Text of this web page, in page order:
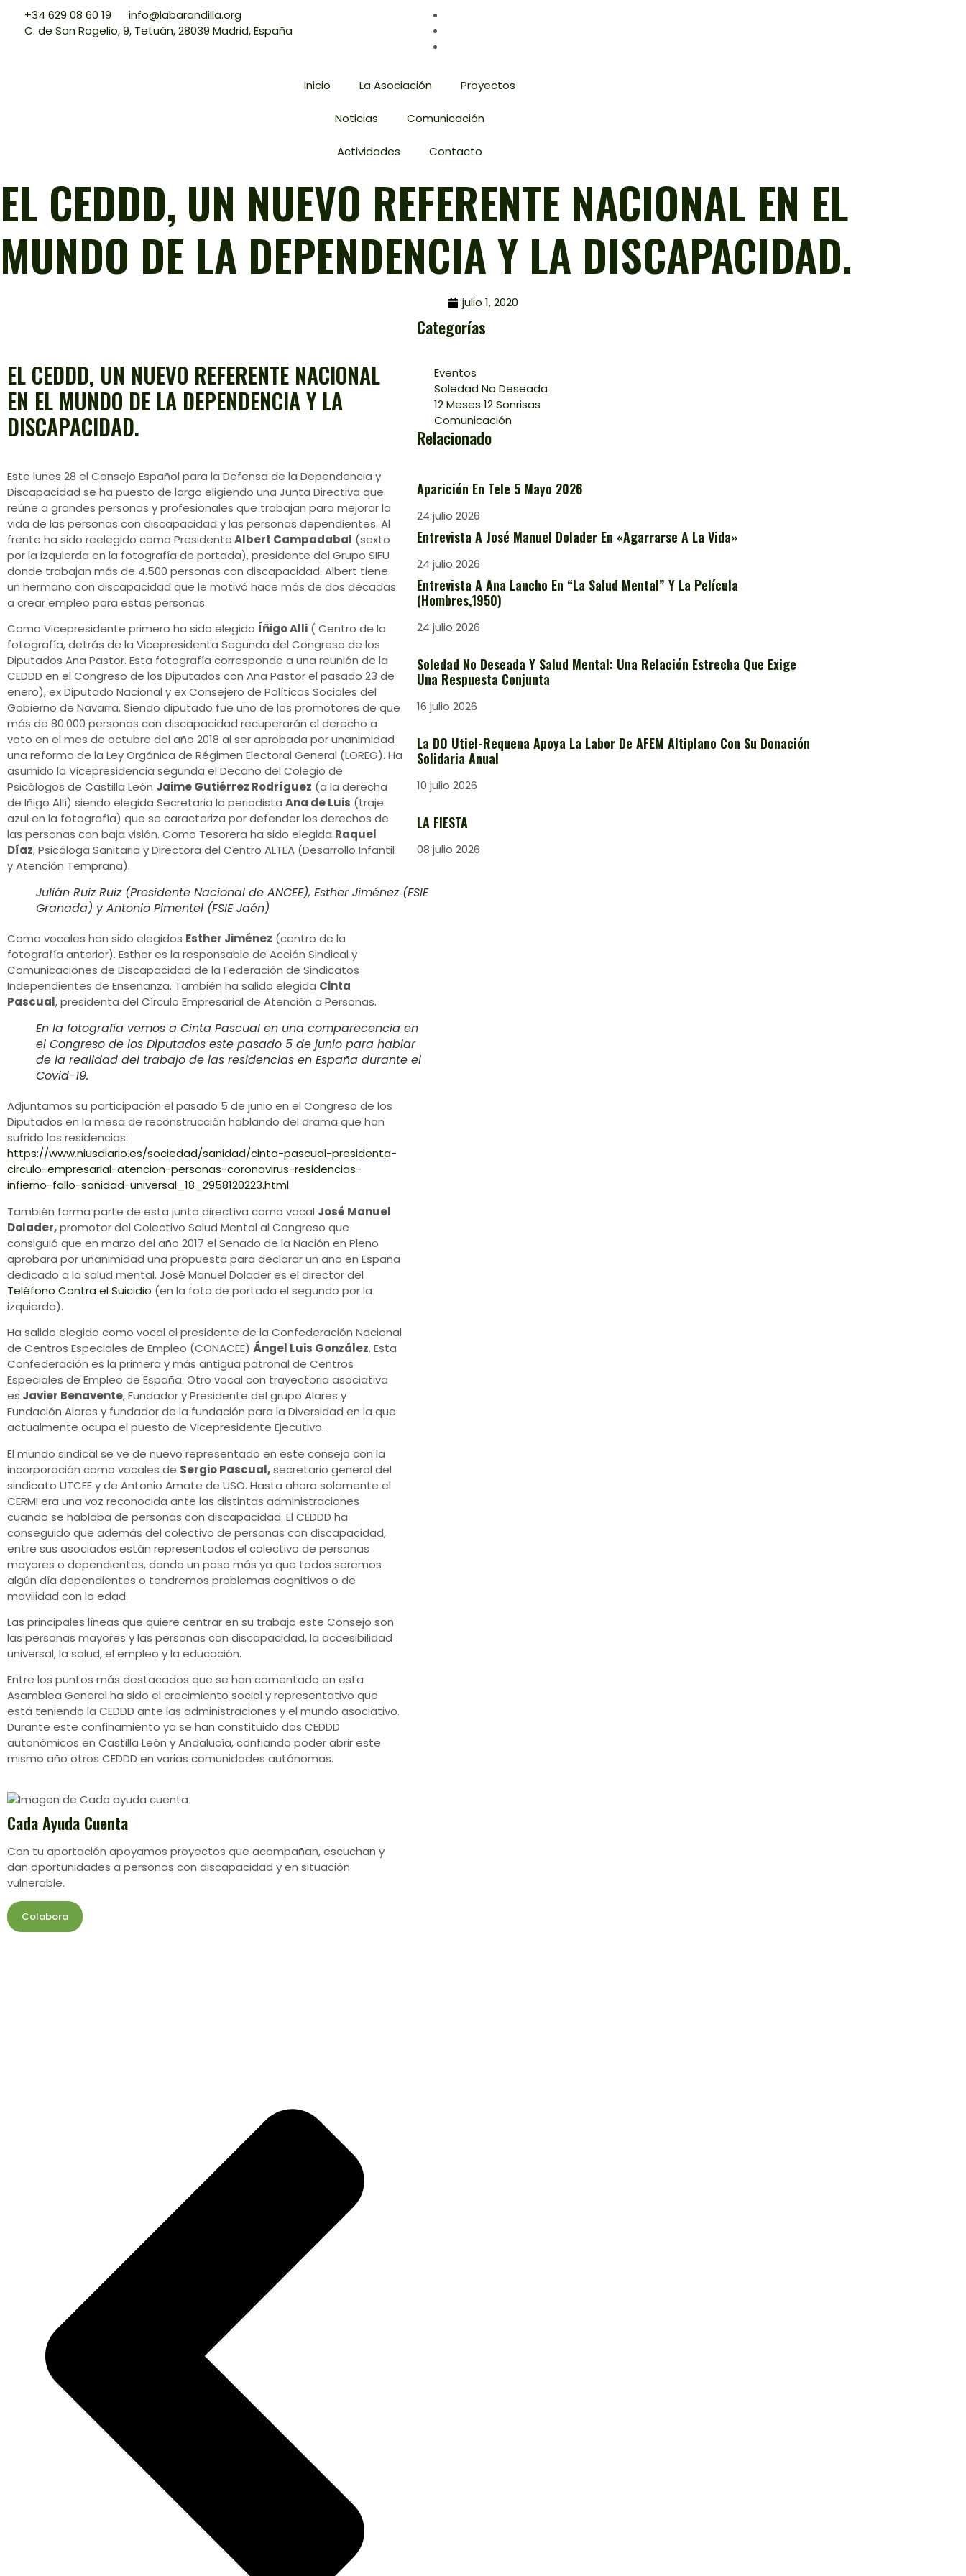
+34 629 08 60 19
info@labarandilla.org
C. de San Rogelio, 9, Tetuán, 28039 Madrid, España
Inicio La Asociación Proyectos
Noticias Comunicación
Actividades Contacto
EL CEDDD, UN NUEVO REFERENTE NACIONAL EN EL
MUNDO DE LA DEPENDENCIA Y LA DISCAPACIDAD.
julio 1, 2020
EL CEDDD, UN NUEVO REFERENTE NACIONAL
EN EL MUNDO DE LA DEPENDENCIA Y LA
DISCAPACIDAD.
Este lunes 28 el Consejo Español para la Defensa de la Dependencia y
Discapacidad se ha puesto de largo eligiendo una Junta Directiva que
reúne a grandes personas y profesionales que trabajan para mejorar la
vida de las personas con discapacidad y las personas dependientes. Al
frente ha sido reelegido como PresidenteAlbert Campadabal (sexto
por la izquierda en la fotografía de portada), presidente del Grupo SIFU
donde trabajan más de 4.500 personas con discapacidad. Albert tiene
un hermano con discapacidad que le motivó hace más de dos décadas
a crear empleo para estas personas.
Como Vicepresidente primero ha sido elegido Íñigo Alli ( Centro de la
fotografía, detrás de la Vicepresidenta Segunda del Congreso de los
Diputados Ana Pastor. Esta fotografía corresponde a una reunión de la
CEDDD en el Congreso de los Diputados con Ana Pastor el pasado 23 de
enero), ex Diputado Nacional y ex Consejero de Políticas Sociales del
Gobierno de Navarra. Siendo diputado fue uno de los promotores de que
más de 80.000 personas con discapacidad recuperarán el derecho a
voto en el mes de octubre del año 2018 al ser aprobada por unanimidad
una reforma de la Ley Orgánica de Régimen Electoral General (LOREG). Ha
asumido la Vicepresidencia segunda el Decano del Colegio de
Psicólogos de Castilla León Jaime Gutiérrez Rodríguez (a la derecha
de Iñigo Allí) siendo elegida Secretaria la periodista Ana de Luis (traje
azul en la fotografía) que se caracteriza por defender los derechos de
las personas con baja visión. Como Tesorera ha sido elegida Raquel
Díaz, Psicóloga Sanitaria y Directora del Centro ALTEA (Desarrollo Infantil
y Atención Temprana).
Julián Ruiz Ruiz (Presidente Nacional de ANCEE), Esther Jiménez (FSIE
Granada) y Antonio Pimentel (FSIE Jaén)
Como vocales han sido elegidos Esther Jiménez (centro de la
fotografía anterior). Esther es la responsable de Acción Sindical y
Comunicaciones de Discapacidad de la Federación de Sindicatos
Independientes de Enseñanza. También ha salido elegida Cinta
Pascual, presidenta del Círculo Empresarial de Atención a Personas.
En la fotografía vemos a Cinta Pascual en una comparecencia en
el Congreso de los Diputados este pasado 5 de junio para hablar
de la realidad del trabajo de las residencias en España durante el
Covid-19.
Adjuntamos su participación el pasado 5 de junio en el Congreso de los
Diputados en la mesa de reconstrucción hablando del drama que han
sufrido las residencias:
https://www.niusdiario.es/sociedad/sanidad/cinta-pascual-presidenta-
circulo-empresarial-atencion-personas-coronavirus-residencias-
infierno-fallo-sanidad-universal_18_2958120223.html
También forma parte de esta junta directiva como vocal José Manuel
Dolader,promotor del Colectivo Salud Mental al Congreso que
consiguió que en marzo del año 2017 el Senado de la Nación en Pleno
aprobara por unanimidad una propuesta para declarar un año en España
dedicado a la salud mental. José Manuel Dolader es el director del
Teléfono Contra el Suicidio (en la foto de portada el segundo por la
izquierda).
Ha salido elegido como vocal el presidente de la Confederación Nacional
de Centros Especiales de Empleo (CONACEE) Ángel Luis González. Esta
Confederación es la primera y más antigua patronal de Centros
Especiales de Empleo de España. Otro vocal con trayectoria asociativa
es Javier Benavente, Fundador y Presidente del grupo Alares y
Fundación Alares y fundador de la fundación para la Diversidad en la que
actualmente ocupa el puesto de Vicepresidente Ejecutivo.
El mundo sindical se ve de nuevo representado en este consejo con la
incorporación como vocales de Sergio Pascual,secretario general del
sindicato UTCEE y de Antonio Amate de USO. Hasta ahora solamente el
CERMI era una voz reconocida ante las distintas administraciones
cuando se hablaba de personas con discapacidad. El CEDDD ha
conseguido que además del colectivo de personas con discapacidad,
entre sus asociados están representados el colectivo de personas
mayores o dependientes, dando un paso más ya que todos seremos
algún día dependientes o tendremos problemas cognitivos o de
movilidad con la edad.
Las principales líneas que quiere centrar en su trabajo este Consejo son
las personas mayores y las personas con discapacidad, la accesibilidad
universal, la salud, el empleo y la educación.
Entre los puntos más destacados que se han comentado en esta
Asamblea General ha sido el crecimiento social y representativo que
está teniendo la CEDDD ante las administraciones y el mundo asociativo.
Durante este confinamiento ya se han constituido dos CEDDD
autonómicos en Castilla León y Andalucía, confiando poder abrir este
mismo año otros CEDDD en varias comunidades autónomas.
Cada Ayuda Cuenta
Con tu aportación apoyamos proyectos que acompañan, escuchan y
dan oportunidades a personas con discapacidad y en situación
vulnerable.
Colabora
Categorías
Eventos
Soledad No Deseada
12 Meses 12 Sonrisas
Comunicación
Relacionado
Aparición En Tele 5 Mayo 2026
24 julio 2026
Entrevista A José Manuel Dolader En «Agarrarse A La Vida»
24 julio 2026
Entrevista A Ana Lancho En “La Salud Mental” Y La Película
(Hombres,1950)
24 julio 2026
Soledad No Deseada Y Salud Mental: Una Relación Estrecha Que Exige
Una Respuesta Conjunta
16 julio 2026
La DO Utiel-Requena Apoya La Labor De AFEM Altiplano Con Su Donación
Solidaria Anual
10 julio 2026
LA FIESTA
08 julio 2026